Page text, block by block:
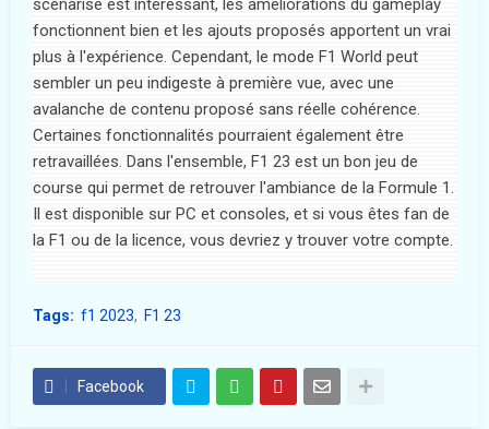
scénarisé est intéressant, les améliorations du gameplay
fonctionnent bien et les ajouts proposés apportent un vrai
plus à l'expérience. Cependant, le mode F1 World peut
sembler un peu indigeste à première vue, avec une
avalanche de contenu proposé sans réelle cohérence.
Certaines fonctionnalités pourraient également être
retravaillées. Dans l'ensemble, F1 23 est un bon jeu de
course qui permet de retrouver l'ambiance de la Formule 1.
Il est disponible sur PC et consoles, et si vous êtes fan de
la F1 ou de la licence, vous devriez y trouver votre compte.
Tags: f1 2023 F1 23
Facebook